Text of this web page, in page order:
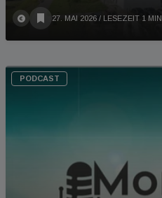
27. MAI 2026 / LESEZEIT 1 MIN
PODCAST